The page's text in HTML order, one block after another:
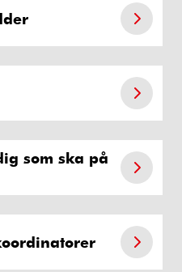
som ska på